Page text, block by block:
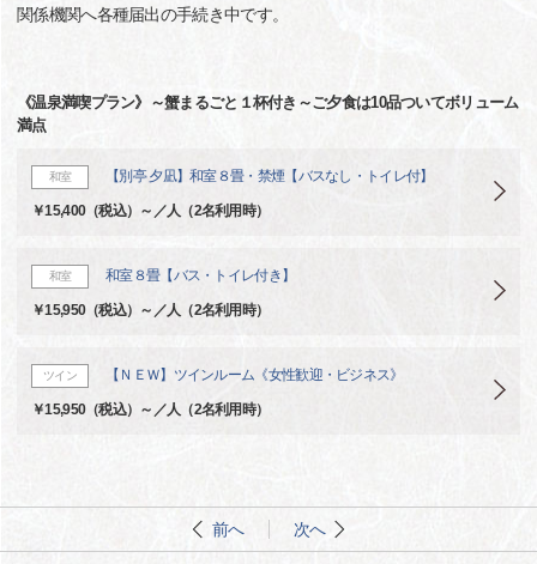
関係機関へ各種届出の手続き中です。
《温泉満喫プラン》～蟹まるごと１杯付き～ご夕食は10品ついてボリューム
満点
和室 【別亭 夕凪】和室８畳・禁煙【バスなし・トイレ付】
￥15,400（税込）～／人（2名利用時）
和室 和室８畳【バス・トイレ付き】
￥15,950（税込）～／人（2名利用時）
ツイン 【ＮＥＷ】ツインルーム《女性歓迎・ビジネス》
￥15,950（税込）～／人（2名利用時）
前へ 次へ